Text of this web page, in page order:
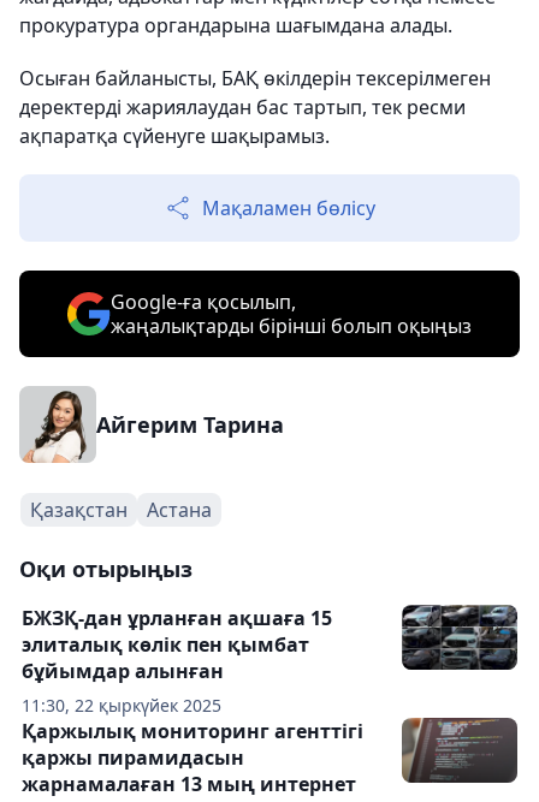
прокуратура органдарына шағымдана алады.
Осыған байланысты, БАҚ өкілдерін тексерілмеген
деректерді жариялаудан бас тартып, тек ресми
ақпаратқа сүйенуге шақырамыз.
Мақаламен бөлісу
Google-ға қосылып,
жаңалықтарды бірінші болып оқыңыз
Айгерим Тарина
Қазақстан Астана
Оқи отырыңыз
11:30, 22 қыркүйек 2025
БЖЗҚ-дан ұрланған ақшаға 15
элиталық көлік пен қымбат
бұйымдар алынған
Қаржылық мониторинг агенттігі
қаржы пирамидасын
жарнамалаған 13 мың интернет